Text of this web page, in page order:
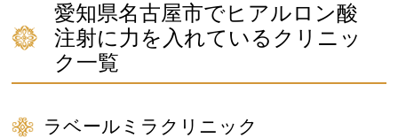
愛知県名古屋市でヒアルロン酸
注射に力を入れているクリニッ
ク一覧
ラベールミラクリニック